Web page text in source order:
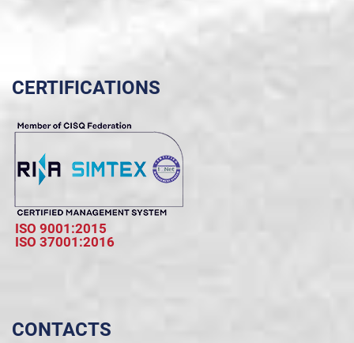
CERTIFICATIONS
ISO 9001:2015
ISO 37001:2016
CONTACTS